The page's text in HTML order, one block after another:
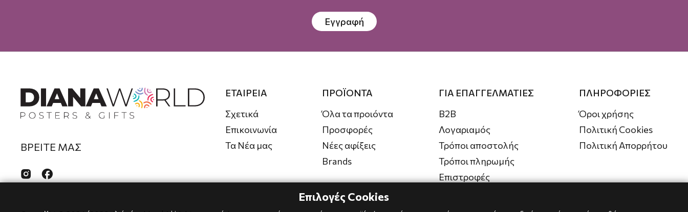
Εγγραφή
ΒΡΕΙΤΕ ΜΑΣ
 
ΕΤΑΙΡΕΙΑ
Σχετικά
Επικοινωνία
Τα Νέα μας
ΠΡΟΪΟΝΤΑ
Όλα τα προιόντα
Προσφορές
Νέες αφίξεις
Brands
ΓΙΑ ΕΠΑΓΓΕΛΜΑΤΙΕΣ
B2B
Λογαριαμός
Τρόποι αποστολής
Τρόποι πληρωμής
Επιστροφές
ΠΛΗΡΟΦΟΡΙΕΣ
Όροι χρήσης
Πολιτική Cookies
Πολιτική Απορρήτου
Επιλογές Cookies